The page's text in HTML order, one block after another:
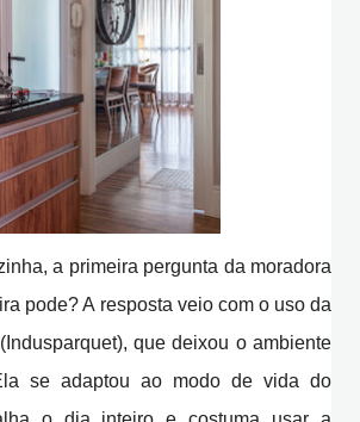
a primeira pergunta da moradora
pode? A resposta veio com o uso da
que deixou o ambiente
se adaptou ao modo de vida do